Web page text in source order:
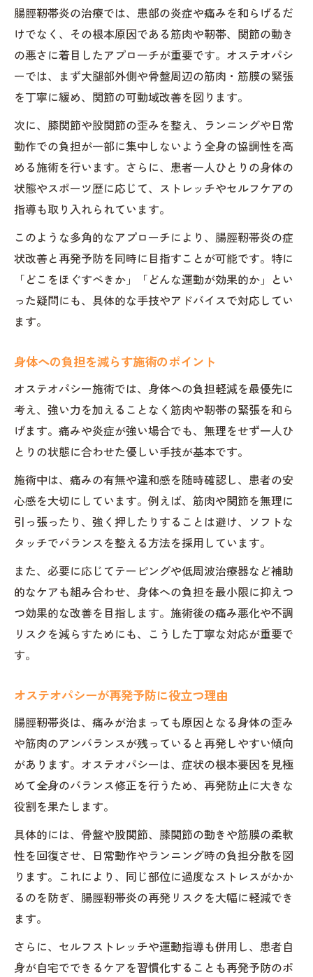
腸脛靭帯炎の治療では、患部の炎症や痛みを和らげるだ
けでなく、その根本原因である筋肉や靭帯、関節の動き
の悪さに着目したアプローチが重要です。オステオパシ
ーでは、まず大腿部外側や骨盤周辺の筋肉・筋膜の緊張
を丁寧に緩め、関節の可動域改善を図ります。
次に、膝関節や股関節の歪みを整え、ランニングや日常
動作での負担が一部に集中しないよう全身の協調性を高
める施術を行います。さらに、患者一人ひとりの身体の
状態やスポーツ歴に応じて、ストレッチやセルフケアの
指導も取り入れられています。
このような多角的なアプローチにより、腸脛靭帯炎の症
状改善と再発予防を同時に目指すことが可能です。特に
「どこをほぐすべきか」「どんな運動が効果的か」とい
った疑問にも、具体的な手技やアドバイスで対応してい
ます。
身体への負担を減らす施術のポイント
オステオパシー施術では、身体への負担軽減を最優先に
考え、強い力を加えることなく筋肉や靭帯の緊張を和ら
げます。痛みや炎症が強い場合でも、無理をせず一人ひ
とりの状態に合わせた優しい手技が基本です。
施術中は、痛みの有無や違和感を随時確認し、患者の安
心感を大切にしています。例えば、筋肉や関節を無理に
引っ張ったり、強く押したりすることは避け、ソフトな
タッチでバランスを整える方法を採用しています。
また、必要に応じてテーピングや低周波治療器など補助
的なケアも組み合わせ、身体への負担を最小限に抑えつ
つ効果的な改善を目指します。施術後の痛み悪化や不調
リスクを減らすためにも、こうした丁寧な対応が重要で
す。
オステオパシーが再発予防に役立つ理由
腸脛靭帯炎は、痛みが治まっても原因となる身体の歪み
や筋肉のアンバランスが残っていると再発しやすい傾向
があります。オステオパシーは、症状の根本要因を見極
めて全身のバランス修正を行うため、再発防止に大きな
役割を果たします。
具体的には、骨盤や股関節、膝関節の動きや筋膜の柔軟
性を回復させ、日常動作やランニング時の負担分散を図
ります。これにより、同じ部位に過度なストレスがかか
るのを防ぎ、腸脛靭帯炎の再発リスクを大幅に軽減でき
ます。
さらに、セルフストレッチや運動指導も併用し、患者自
身が自宅でできるケアを習慣化することも再発予防のポ